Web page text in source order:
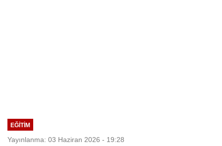
EĞİTİM
Yayınlanma: 03 Haziran 2026 - 19:28